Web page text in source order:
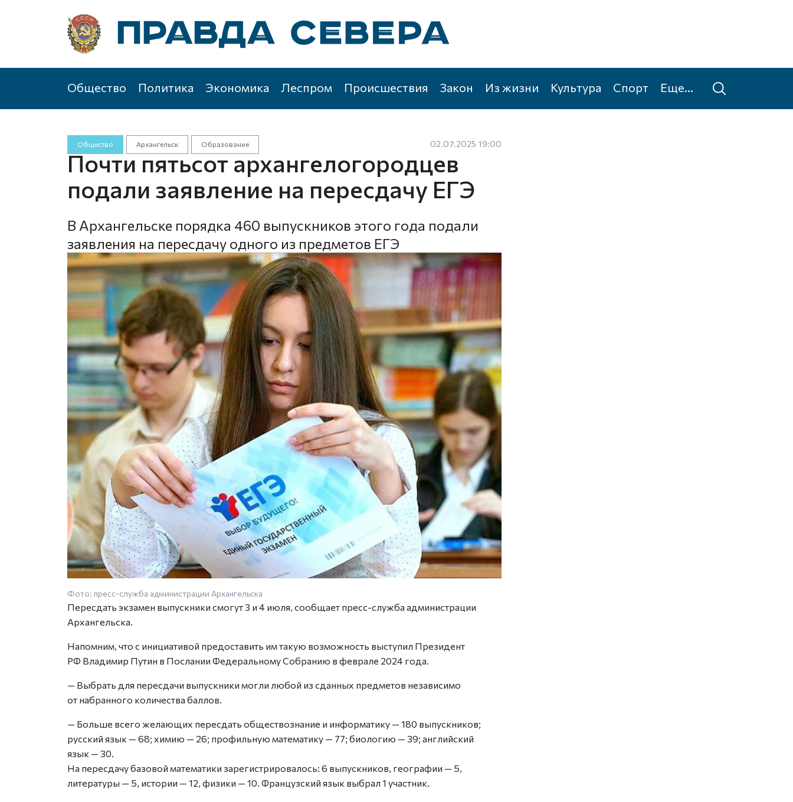
Общество Политика Экономика Леспром Происшествия Закон Из жизни Культура Спорт Еще...
Общество Архангельск Образование 02.07.2025 19:00
Почти пятьсот архангелогородцев
подали заявление на пересдачу ЕГЭ
В Архангельске порядка 460 выпускников этого года подали
заявления на пересдачу одного из предметов ЕГЭ
Фото: пресс-служба администрации Архангельска
Пересдать экзамен выпускники смогут 3 и 4 июля, сообщает пресс-служба администрации
Архангельска.
Напомним, что с инициативой предоставить им такую возможность выступил Президент
РФ Владимир Путин в Послании Федеральному Собранию в феврале 2024 года.
— Выбрать для пересдачи выпускники могли любой из сданных предметов независимо
от набранного количества баллов.
— Больше всего желающих пересдать обществознание и информатику — 180 выпускников;
русский язык — 68; химию — 26; профильную математику — 77; биологию — 39; английский
язык — 30.
На пересдачу базовой математики зарегистрировалось: 6 выпускников, географии — 5,
литературы — 5, истории — 12, физики — 10. Французский язык выбрал 1 участник.